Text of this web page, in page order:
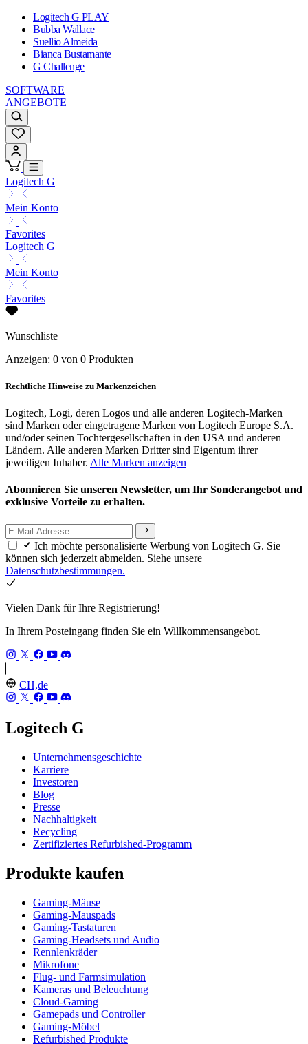
Logitech G PLAY
Bubba Wallace
Suellio Almeida
Bianca Bustamante
G Challenge
SOFTWARE
ANGEBOTE
Logitech G
Mein Konto
Favorites
Logitech G
Mein Konto
Favorites
Wunschliste
Anzeigen: 0 von 0 Produkten
Rechtliche Hinweise zu Markenzeichen
Logitech, Logi, deren Logos und alle anderen Logitech-Marken
sind Marken oder eingetragene Marken von Logitech Europe S.A.
und/oder seinen Tochtergesellschaften in den USA und anderen
Ländern. Alle anderen Marken Dritter sind Eigentum ihrer
jeweiligen Inhaber. Alle Marken anzeigen
Abonnieren Sie unseren Newsletter, um Ihr Sonderangebot und
exklusive Vorteile zu erhalten.
Ich möchte personalisierte Werbung von Logitech G. Sie
können sich jederzeit abmelden. Siehe unsere
Datenschutzbestimmungen.
Vielen Dank für Ihre Registrierung!
In Ihrem Posteingang finden Sie ein Willkommensangebot.
CH,de
Logitech G
Unternehmensgeschichte
Karriere
Investoren
Blog
Presse
Nachhaltigkeit
Recycling
Zertifiziertes Refurbished-Programm
Produkte kaufen
Gaming-Mäuse
Gaming-Mauspads
Gaming-Tastaturen
Gaming-Headsets und Audio
Rennlenkräder
Mikrofone
Flug- und Farmsimulation
Kameras und Beleuchtung
Cloud-Gaming
Gamepads und Controller
Gaming-Möbel
Refurbished Produkte